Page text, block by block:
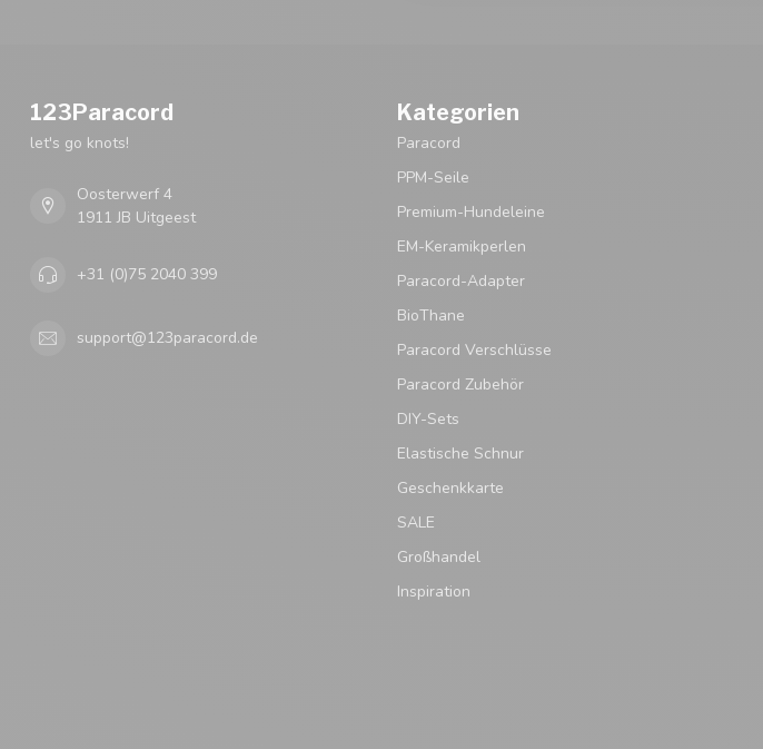
123Paracord
let's go knots!
Oosterwerf 4
1911 JB Uitgeest
+31 (0)75 2040 399
support@123paracord.de
Kategorien
Paracord
PPM-Seile
Premium-Hundeleine
EM-Keramikperlen
Paracord-Adapter
BioThane
Paracord Verschlüsse
Paracord Zubehör
DIY-Sets
Elastische Schnur
Geschenkkarte
SALE
Großhandel
Inspiration